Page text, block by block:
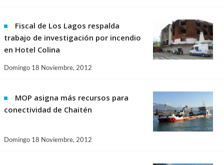
Fiscal de Los Lagos respalda
trabajo de investigación por incendio
en Hotel Colina
Domingo 18 Noviembre, 2012
MOP asigna más recursos para
conectividad de Chaitén
Domingo 18 Noviembre, 2012